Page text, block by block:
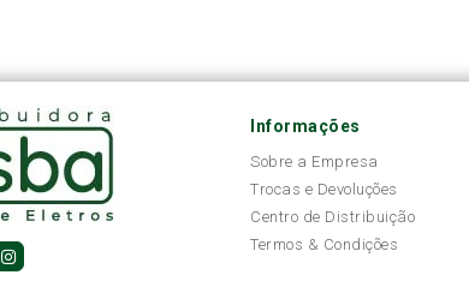
Informações
Sobre a Empresa
Trocas e Devoluções
Centro de Distribuição
Termos & Condições